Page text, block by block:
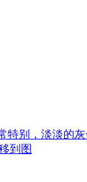
特别，淡淡的
到图